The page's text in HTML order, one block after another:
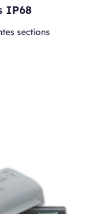
IP68
sections